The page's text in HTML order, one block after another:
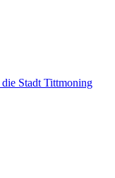
Stadt Tittmoning